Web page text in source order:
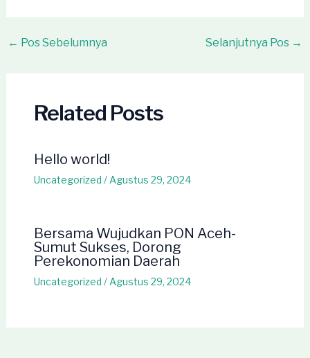
Post
← Pos Sebelumnya Selanjutnya Pos →
Related Posts
Hello world!
Uncategorized / Agustus 29, 2024
Bersama Wujudkan PON Aceh-
Sumut Sukses, Dorong
Perekonomian Daerah
Uncategorized / Agustus 29, 2024